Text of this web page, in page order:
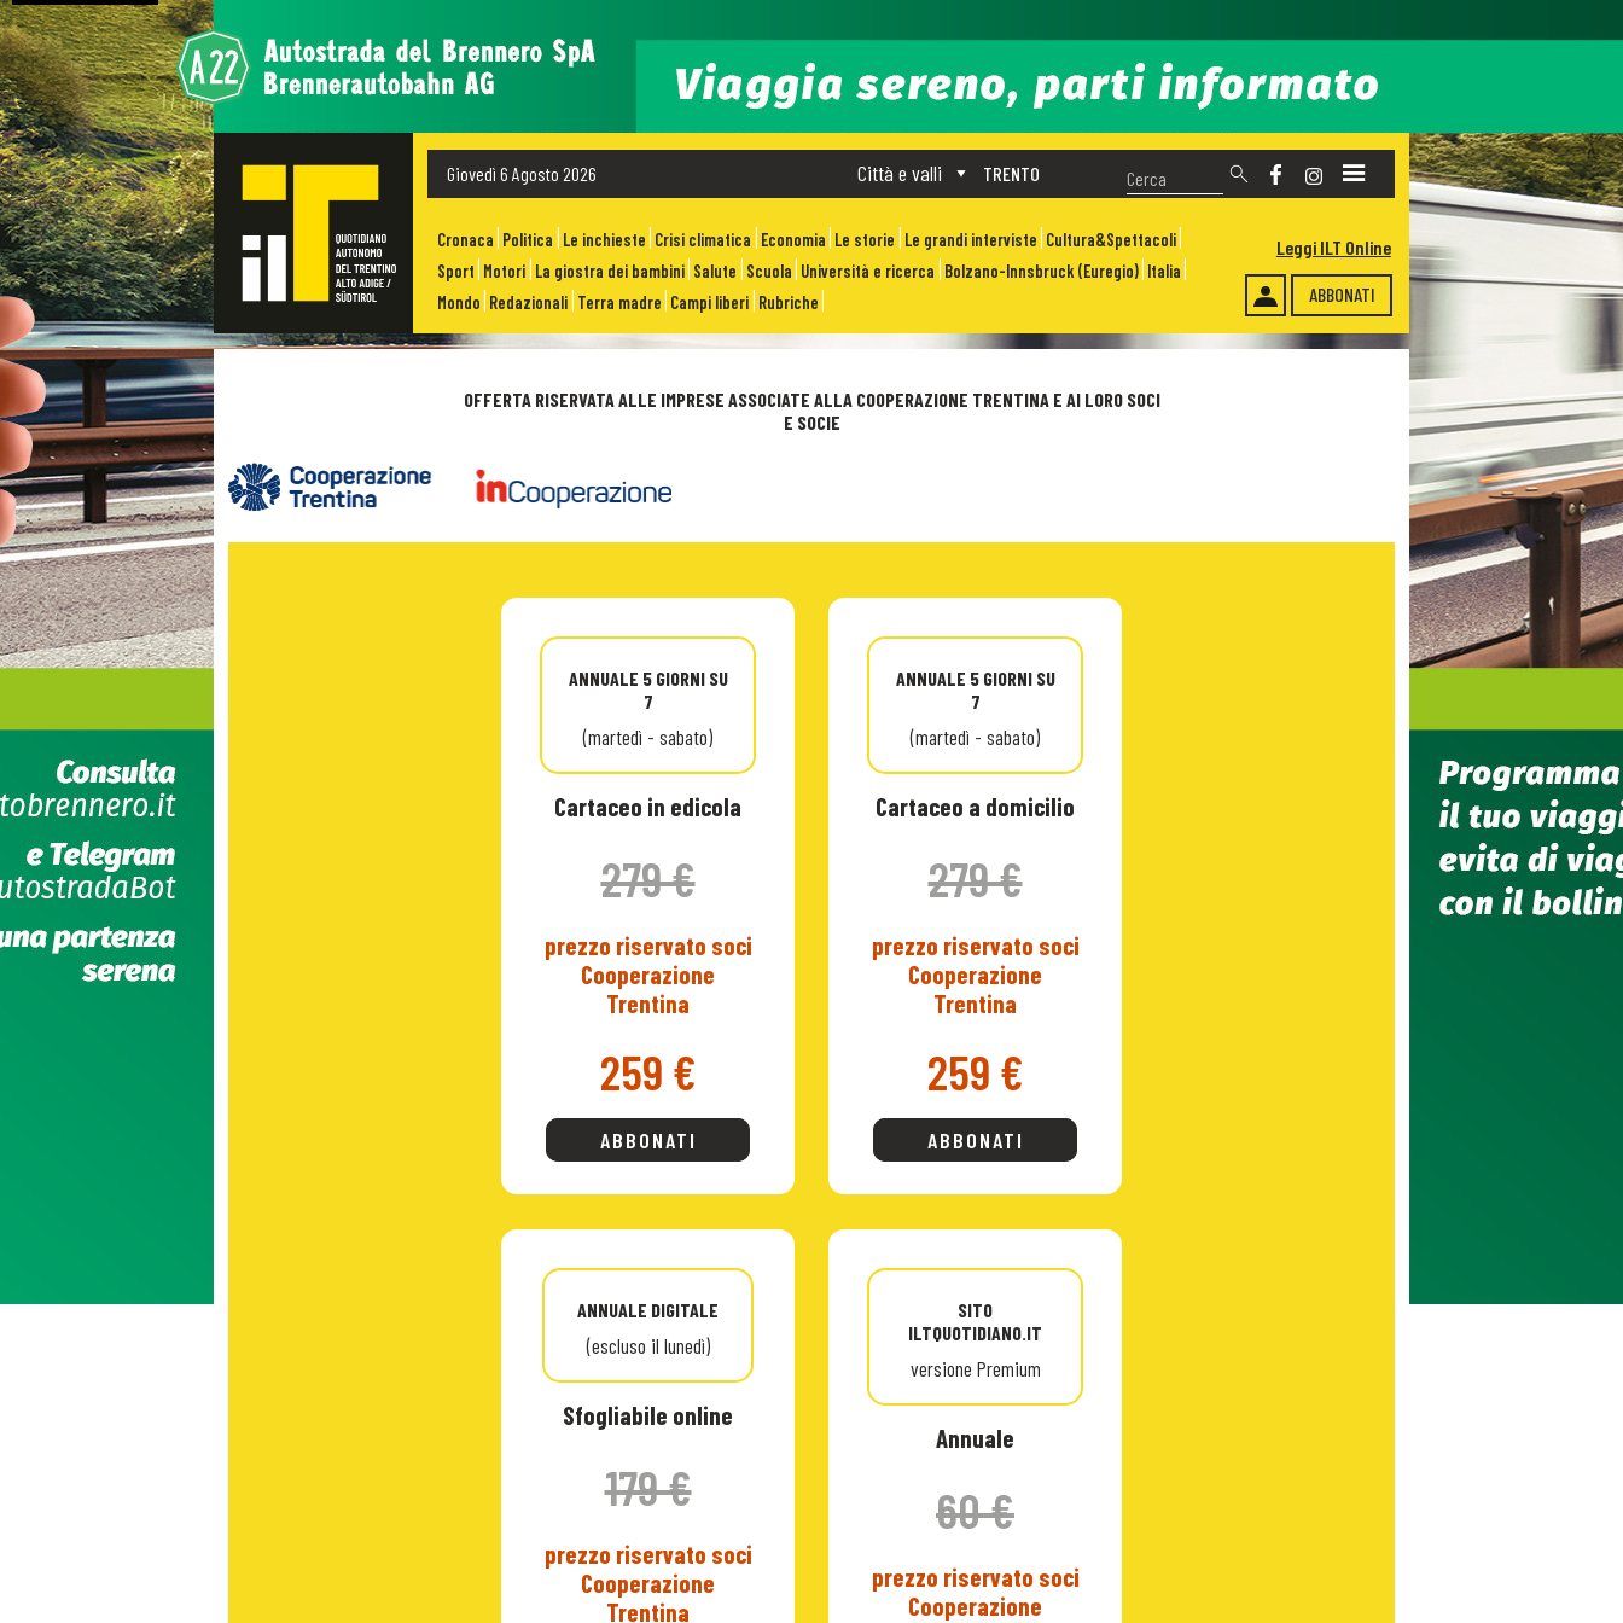
Giovedì 6 Agosto 2026 TRENTO
Città e valli
Cronaca Politica Le inchieste Crisi climatica Economia Le storie Le grandi interviste Cultura&Spettacoli
Sport Motori La giostra dei bambini Salute Scuola Università e ricerca Bolzano-Innsbruck (Euregio) Italia
Mondo Redazionali Terra madre Campi liberi Rubriche ABBONATI
Leggi ILT Online
OFFERTA RISERVATA ALLE IMPRESE ASSOCIATE ALLA COOPERAZIONE TRENTINA E AI LORO SOCI
E SOCIE
ANNUALE 5 GIORNI SU
7
(martedì - sabato)
Cartaceo in edicola
279 €
prezzo riservato soci
Cooperazione
Trentina
259 €
ABBONATI
ANNUALE 5 GIORNI SU
7
(martedì - sabato)
Cartaceo a domicilio
279 €
prezzo riservato soci
Cooperazione
Trentina
259 €
ABBONATI
ANNUALE DIGITALE
(escluso il lunedì)
Sfogliabile online
179 €
prezzo riservato soci
Cooperazione
Trentina
SITO
ILTQUOTIDIANO.IT
versione Premium
Annuale
60 €
prezzo riservato soci
Cooperazione